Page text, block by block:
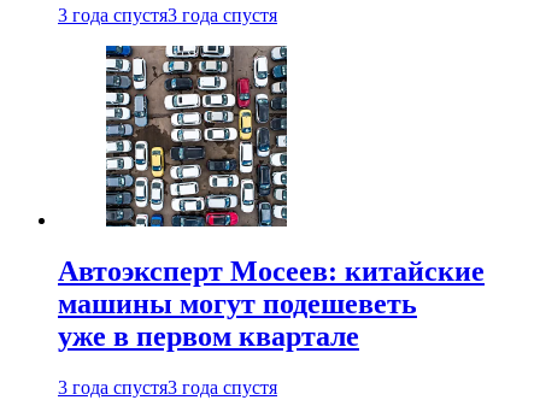
3 года спустя3 года спустя
Автоэксперт Мосеев: китайские
машины могут подешеветь
уже в первом квартале
3 года спустя3 года спустя